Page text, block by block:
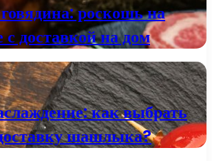
роскошь на
доставкой на дом
как выбрать
шашлыка?